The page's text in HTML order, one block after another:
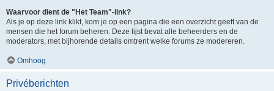
Waarvoor dient de "Het Team"-link?
Als je op deze link klikt, kom je op een pagina die een overzicht geeft van de
mensen die het forum beheren. Deze lijst bevat alle beheerders en de
moderators, met bijhorende details omtrent welke forums ze modereren.
Omhoog
Privéberichten